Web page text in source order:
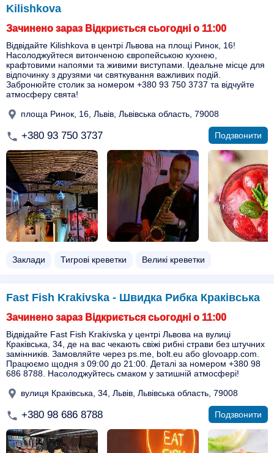
Kilishkova
Зачинено зараз Відкриється сьогодні о 11:00
Відвідайте Kilishkova в центрі Львова на площі Ринок, 16!
Насолоджуйтеся витонченою європейською кухнею,
крафтовими напоями та живими виступами. Ідеальне місце для
відпочинку з друзями чи святкування важливих подій.
Забронюйте столик за номером +380 93 750 3737 та відчуйте
атмосферу свята!
площа Ринок, 16, Львів, Львівська область, 79008
+380 93 750 3737 Подзвонити
Заклади Тигрові креветки Великі креветки
Fast Fish Krakivska - Швидка Рибка Краківська
Зачинено зараз Відкриється сьогодні о 11:00
Відвідайте Fast Fish Krakivska у центрі Львова на вулиці
Краківська, 34, де на вас чекають свіжі рибні страви без штучних
замінників. Замовляйте через ps.me, bolt.eu або glovoapp.com.
Працюємо щодня з 09:00 до 21:00. Деталі за номером +380 98
686 8788. Насолоджуйтесь смаком у затишній атмосфері!
вулиця Краківська, 34, Львів, Львівська область, 79008
+380 98 686 8788 Подзвонити